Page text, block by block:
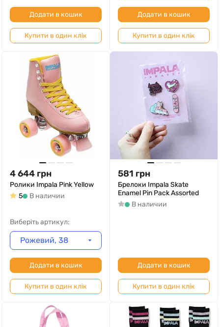
Додати в кошик
Купити в один клік
Додати в кошик
Купити в один клік
4 644 грн
Ролики Impala Pink Yellow
5
В наличии
Виберіть артикул:
Рожевий, 38
Додати в кошик
Купити в один клік
581 грн
Брелоки Impala Skate
Enamel Pin Pack Assorted
В наличии
Додати в кошик
Купити в один клік